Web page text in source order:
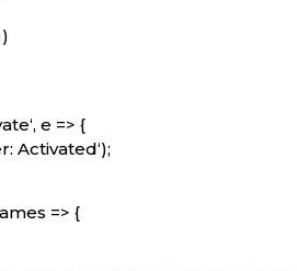
e => {
Activated‘);
=> {